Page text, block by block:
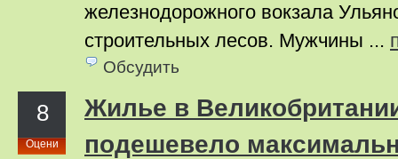
железнодорожного вокзала
строительных лесов. Мужчины ...
Обсудить
8
Оцени
Жилье в
подешевело